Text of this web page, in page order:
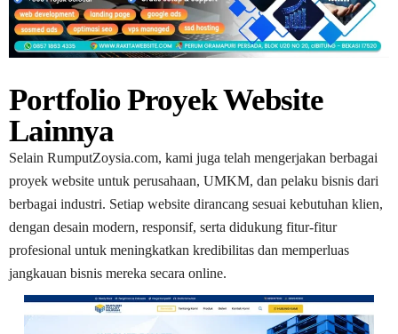
Portfolio Proyek Website
Lainnya
Selain RumputZoysia.com, kami juga telah mengerjakan berbagai
proyek website untuk perusahaan, UMKM, dan pelaku bisnis dari
berbagai industri. Setiap website dirancang sesuai kebutuhan klien,
dengan desain modern, responsif, serta didukung fitur-fitur
profesional untuk meningkatkan kredibilitas dan memperluas
jangkauan bisnis mereka secara online.